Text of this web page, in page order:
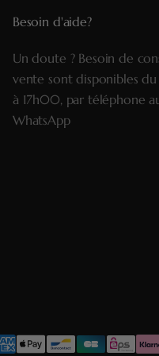
Besoin d'aide?
Un doute ? Besoin de
vente sont disponibles
à 17h00, par téléphone
WhatsApp